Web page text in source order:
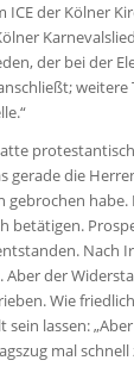
ICE der Kölner
der bei der
weitere
gerade die
gebrochen
betätigen.
Nach
Aber der
Wie
sein lassen:
mal